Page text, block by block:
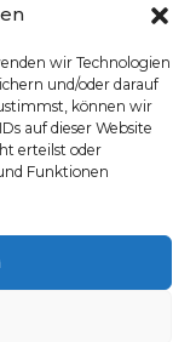
wir Technologien
und/oder darauf
können wir
auf dieser Website
erteilst oder
Funktionen
a plusieurs